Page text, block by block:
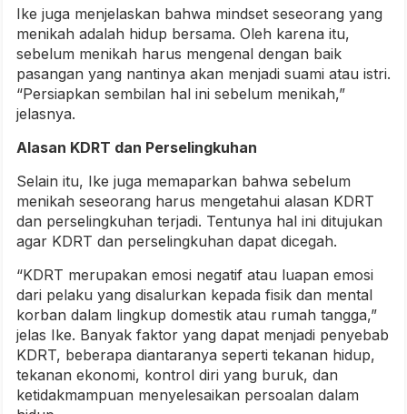
Ike juga menjelaskan bahwa mindset seseorang yang
menikah adalah hidup bersama. Oleh karena itu,
sebelum menikah harus mengenal dengan baik
pasangan yang nantinya akan menjadi suami atau istri.
“Persiapkan sembilan hal ini sebelum menikah,”
jelasnya.
Alasan KDRT dan Perselingkuhan
Selain itu, Ike juga memaparkan bahwa sebelum
menikah seseorang harus mengetahui alasan KDRT
dan perselingkuhan terjadi. Tentunya hal ini ditujukan
agar KDRT dan perselingkuhan dapat dicegah.
“KDRT merupakan emosi negatif atau luapan emosi
dari pelaku yang disalurkan kepada fisik dan mental
korban dalam lingkup domestik atau rumah tangga,”
jelas Ike. Banyak faktor yang dapat menjadi penyebab
KDRT, beberapa diantaranya seperti tekanan hidup,
tekanan ekonomi, kontrol diri yang buruk, dan
ketidakmampuan menyelesaikan persoalan dalam